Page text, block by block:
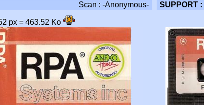
Scan : -Anonymous- SUPPORT :
px = 463.52 Ko